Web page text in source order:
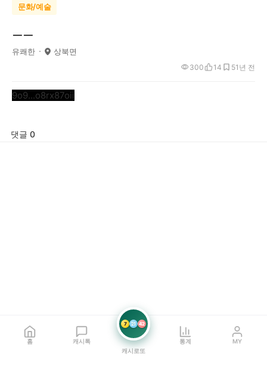
문화/예술
ㅡㅡ
유쾌한 상북면
1년 전
300 14 5
9o9...o8rx87oii
댓글 0
홈 캐시톡
7 21 42
캐시로또
통계 MY